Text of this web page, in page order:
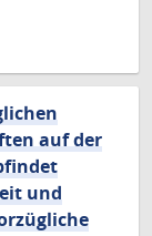
auf der
und